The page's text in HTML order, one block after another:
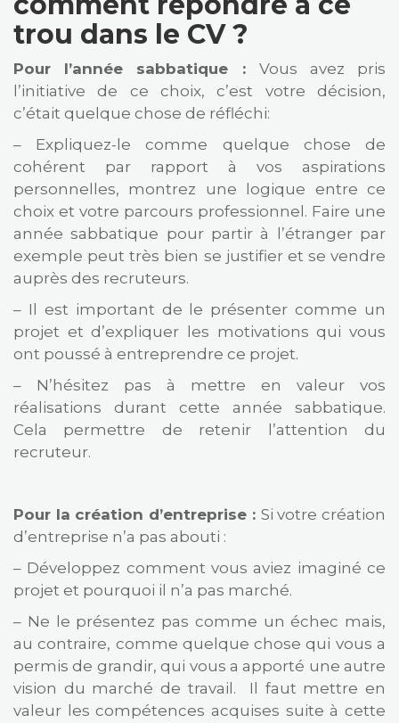
trou dans le CV ?
Pour l’année sabbatique : Vous avez pris
l’initiative de ce choix, c’est votre décision,
c’était quelque chose de réfléchi:
– Expliquez-le comme quelque chose de
cohérent par rapport à vos aspirations
personnelles, montrez une logique entre ce
choix et votre parcours professionnel. Faire une
année sabbatique pour partir à l’étranger par
exemple peut très bien se justifier et se vendre
auprès des recruteurs.
– Il est important de le présenter comme un
projet et d’expliquer les motivations qui vous
ont poussé à entreprendre ce projet.
– N’hésitez pas à mettre en valeur vos
réalisations durant cette année sabbatique.
Cela permettre de retenir l’attention du
recruteur.
Pour la création d’entreprise : Si votre création
d’entreprise n’a pas abouti :
– Développez comment vous aviez imaginé ce
projet et pourquoi il n’a pas marché.
– Ne le présentez pas comme un échec mais,
au contraire, comme quelque chose qui vous a
permis de grandir, qui vous a apporté une autre
vision du marché de travail. Il faut mettre en
valeur les compétences acquises suite à cette